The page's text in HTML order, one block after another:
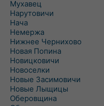
Мухавец
Нарутовичи
Нача
Немержа
Нижнее Чернихово
Новая Попина
Новицковичи
Новоселки
Новые Засимовичи
Новые Лыщицы
Оберовщина